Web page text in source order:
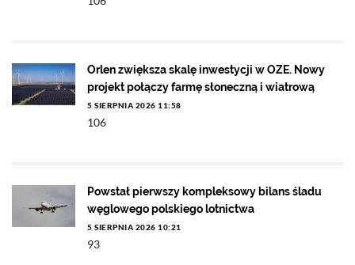
Orlen zwiększa skalę inwestycji w OZE. Nowy
projekt połączy farmę słoneczną i wiatrową
5 SIERPNIA 2026 11:58
106
Powstał pierwszy kompleksowy bilans śladu
węglowego polskiego lotnictwa
5 SIERPNIA 2026 10:21
93